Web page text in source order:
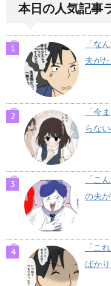
本日の人気記事
「な
夫が
「今
らな
「こ
の夫
「こ
ばか